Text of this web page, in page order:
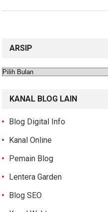
ARSIP
Arsip
KANAL BLOG LAIN
Blog Digital Info
Kanal Online
Pemain Blog
Lentera Garden
Blog SEO